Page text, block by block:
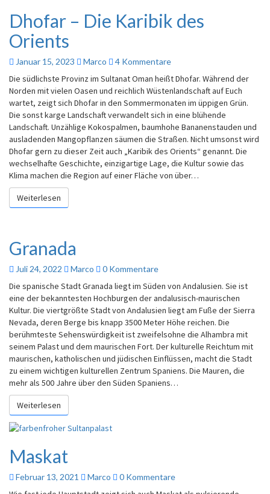
Dhofar – Die Karibik des
Orients
Januar 15, 2023 Marco 4 Kommentare
Die südlichste Provinz im Sultanat Oman heißt Dhofar. Während der
Norden mit vielen Oasen und reichlich Wüstenlandschaft auf Euch
wartet, zeigt sich Dhofar in den Sommermonaten im üppigen Grün.
Die sonst karge Landschaft verwandelt sich in eine blühende
Landschaft. Unzählige Kokospalmen, baumhohe Bananenstauden und
ausladenden Mangopflanzen säumen die Straßen. Nicht umsonst wird
Dhofar gern zu dieser Zeit auch „Karibik des Orients“ genannt. Die
wechselhafte Geschichte, einzigartige Lage, die Kultur sowie das
Klima machen die Region auf einer Fläche von über…
Weiterlesen
Granada
Juli 24, 2022 Marco 0 Kommentare
Die spanische Stadt Granada liegt im Süden von Andalusien. Sie ist
eine der bekanntesten Hochburgen der andalusisch-maurischen
Kultur. Die viertgrößte Stadt von Andalusien liegt am Fuße der Sierra
Nevada, deren Berge bis knapp 3500 Meter Höhe reichen. Die
berühmteste Sehenswürdigkeit ist zweifelsohne die Alhambra mit
seinem Palast und dem maurischen Fort. Der kulturelle Reichtum mit
maurischen, katholischen und jüdischen Einflüssen, macht die Stadt
zu einem wichtigen kulturellen Zentrum Spaniens. Die Mauren, die
mehr als 500 Jahre über den Süden Spaniens…
Weiterlesen
Maskat
Februar 13, 2021 Marco 0 Kommentare